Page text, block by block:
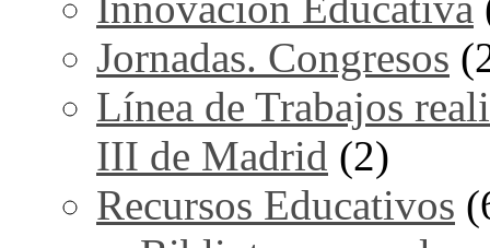
Jornadas. Congresos
Línea de Trabajos
III de Madrid (2)
Recursos Educativos